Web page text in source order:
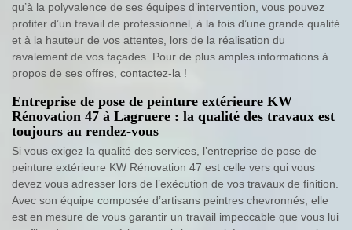
qu’à la polyvalence de ses équipes d’intervention, vous pouvez
profiter d’un travail de professionnel, à la fois d’une grande qualité
et à la hauteur de vos attentes, lors de la réalisation du
ravalement de vos façades. Pour de plus amples informations à
propos de ses offres, contactez-la !
Entreprise de pose de peinture extérieure KW
Rénovation 47 à Lagruere : la qualité des travaux est
toujours au rendez-vous
Si vous exigez la qualité des services, l’entreprise de pose de
peinture extérieure KW Rénovation 47 est celle vers qui vous
devez vous adresser lors de l’exécution de vos travaux de finition.
Avec son équipe composée d’artisans peintres chevronnés, elle
est en mesure de vous garantir un travail impeccable que vous lui